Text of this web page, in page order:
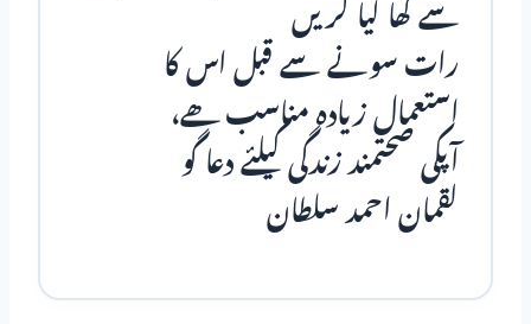
سے کھا لیا کریں
رات سونے سے قبل اس کا
استعمال زیادہ مناسب ھے،
آپکی صحتمند زندگی کیلئے دعا گو
لقمان احمد سلطان